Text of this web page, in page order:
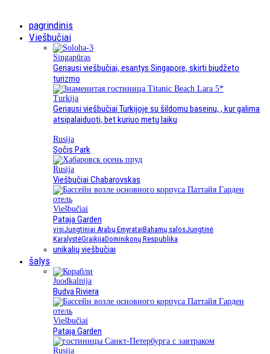
pagrindinis
Viešbučiai
Singapūras
Geriausi viešbučiai, esantys Singapore, skirti biudžeto
turizmo
Turkija
Geriausi viešbučiai Turkijoje su šildomu baseinu, , kur galima
atsipalaiduoti, bet kuriuo metų laiku
Rusija
Sočis Park
Rusija
Viešbučiai Chabarovskas
Viešbučiai
Pataja Garden
visiJungtiniai Arabų EmyrataiBahamų salosJungtinė
KaralystėGraikijaDominikonų Respublika
unikalių viešbučiai
šalys
Juodkalnija
Budva Riviera
Viešbučiai
Pataja Garden
Rusija